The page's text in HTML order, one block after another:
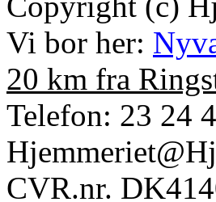
Vi bor her:
20 km fra
Telefon: 23 24
CVR.nr.